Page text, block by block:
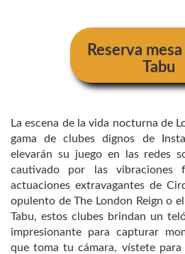
Reserva
Tabu
La escena de la vida nocturna de
gama de clubes dignos de
elevarán su juego en las redes
cautivado por las vibraciones
actuaciones extravagantes de
opulento de The London Reign o
Tabu, estos clubes brindan un
impresionante para capturar
que toma tu cámara, vístete